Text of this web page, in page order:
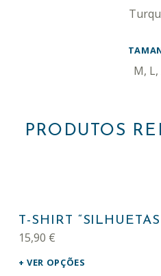
M, L,
PRODUTOS
T-SHIRT
15,90 €
VER OPÇÕES